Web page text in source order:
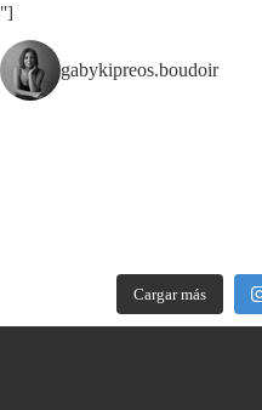
"]
gabykipreos.boudoir
Cargar más